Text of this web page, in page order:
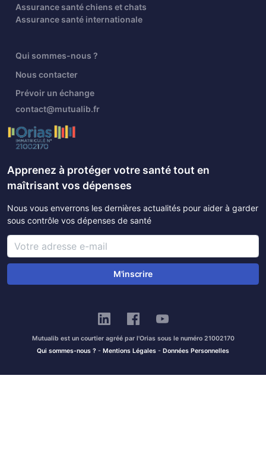
Assurance santé chiens et chats
Assurance santé internationale
Qui sommes-nous ?
Nous contacter
Prévoir un échange
contact@mutualib.fr
Apprenez à protéger votre santé tout en
maîtrisant vos dépenses
Nous vous enverrons les dernières actualités pour aider à garder
sous contrôle vos dépenses de santé
M'inscrire
Mutualib est un courtier agréé par l'Orias sous le numéro 21002170
Qui sommes-nous ? - Mentions Légales - Données Personnelles